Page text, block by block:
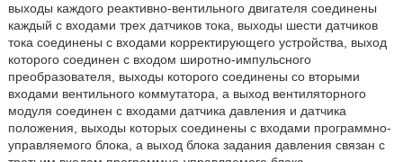
выходы каждого реактивно-вентильного двигателя соединены
каждый с входами трех датчиков тока, выходы шести датчиков
тока соединены с входами корректирующего устройства, выход
которого соединен с входом широтно-импульсного
преобразователя, выходы которого соединены со вторыми
входами вентильного коммутатора, а выход вентиляторного
модуля соединен с входами датчика давления и датчика
положения, выходы которых соединены с входами программно-
управляемого блока, а выход блока задания давления связан с